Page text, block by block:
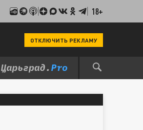
18+
ОТКЛЮЧИТЬ РЕКЛАМУ